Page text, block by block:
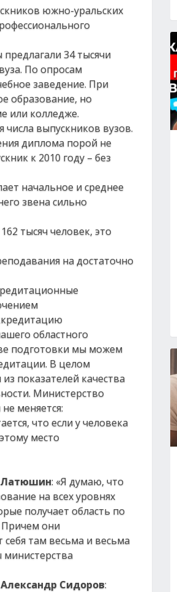
южно-уральских
34 тысячи
По опросам
заведение. При
образование, но
или колледже.
выпускников вузов.
диплома порой не
к 2010 году – без
начальное и среднее
звена сильно
тысяч человек, это
на достаточно
областного
подготовки мы можем
В целом
показателей качества
Министерство
меняется:
что если у человека
место
Латюшин: «Я думаю, что
на всех уровнях
получает область по
Причем они
там весьма и весьма
министерства
Сидоров: